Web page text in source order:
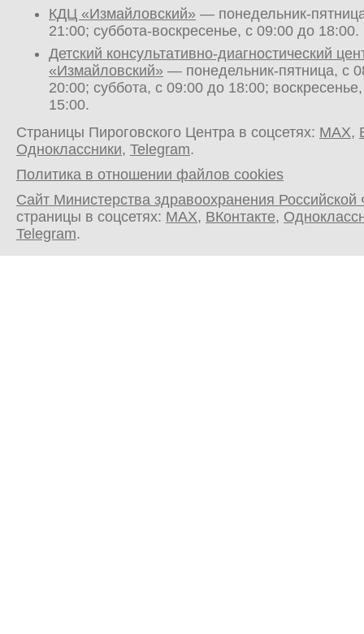
КДЦ «Измайловский» — понедельник-
21:00; суббота-воскресенье, с 09:00 до 18:00.
Детский консультативно-диагностический
«Измайловский» — понедельник-пятница, с
20:00; суббота, с 09:00 до 18:00;
15:00.
Страницы Пироговского Центра в соцсетях: MAX,
Одноклассники, Telegram.
Политика в отношении файлов cookies
Сайт Министерства здравоохранения
страницы в соцсетях: MAX, ВКонтакте,
Telegram.